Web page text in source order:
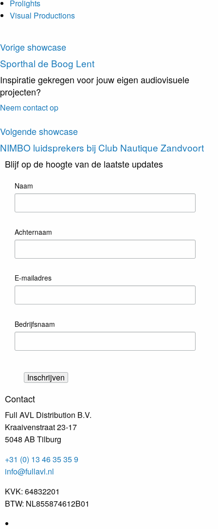
Prolights
Visual Productions
Vorige showcase
Sporthal de Boog Lent
Inspiratie gekregen voor jouw eigen audiovisuele
projecten?
Neem contact op
Volgende showcase
NIMBO luidsprekers bij Club Nautique Zandvoort
Blijf op de hoogte van de laatste updates
Naam
Achternaam
E-mailadres
Bedrijfsnaam
Contact
Full AVL Distribution B.V.
Kraaivenstraat 23-17
5048 AB Tilburg
+31 (0) 13 46 35 35 9
info@fullavl.nl
KVK: 64832201
BTW: NL855874612B01